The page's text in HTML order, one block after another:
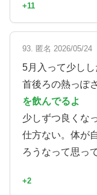
+11
93. 匿名 2026/05/24
5月入って少し
首後ろの熱っぽ
を飲んでるよ
少しずつ良くな
仕方ない。体が
ろうなって思っ
+2